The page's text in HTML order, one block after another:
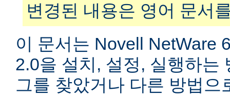
변경된 내용은 영어 문서
이 문서는 Novell NetWare
2.0을 설치, 설정, 실행하는
그를 찾았거나 다른 방법